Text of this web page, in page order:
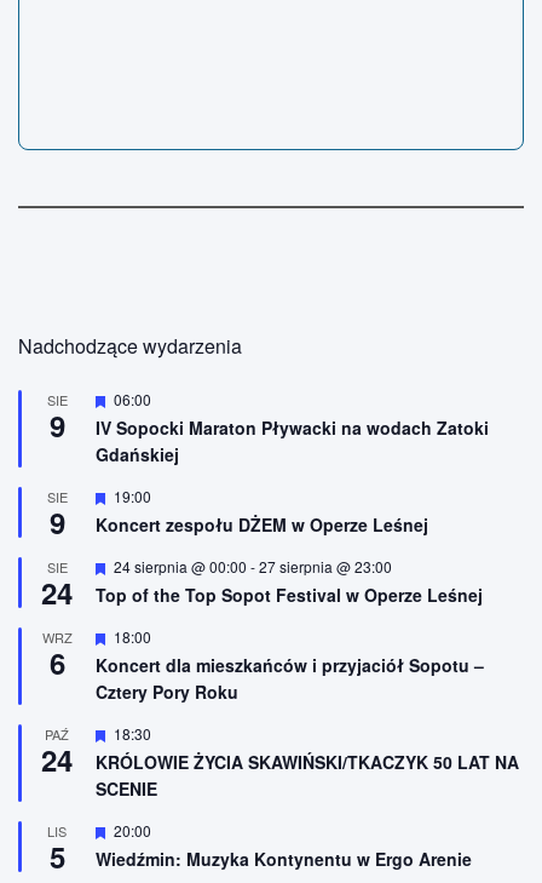
Nadchodzące wydarzenia
SIE
9
W
y
r
ó
n
o
e
06:00
IV Sopocki Maraton Pływacki na wodach Zatoki
Gdańskiej
SIE
9
W
r
ż
n
o
n
e
19:00
Koncert zespołu DŻEM w Operze Leśnej
SIE
24
W
r
ż
n
o
e
24 sierpnia @ 00:00 -27 sierpnia @ 23:00
Top of the Top Sopot Festival w Operze Leśnej
WRZ
6
W
r
ó
n
i
o
n
18:00
Koncert dla mieszkańców i przyjaciół Sopotu –
Cztery Pory Roku
PAŹ
24
W
y
r
ó
n
i
o
18:30
KRÓLOWIE ŻYCIA SKAWIŃSKI/TKACZYK 50 LAT NA
SCENIE
LIS
5
W
y
r
20:00
Wiedźmin: Muzyka Kontynentu w Ergo Arenie